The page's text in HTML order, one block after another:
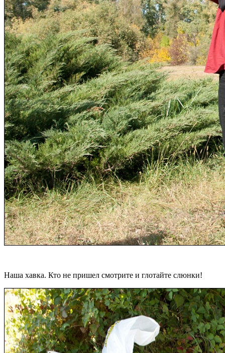
Наша хавка. Кто не пришел смотрите и глотайте слюнки!